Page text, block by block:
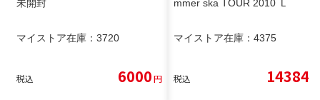
未開封
マイストア在庫： 3720
税込 6000円
mmer ska TOUR 2010 Ｌ
マイストア在庫： 4375
税込 14384